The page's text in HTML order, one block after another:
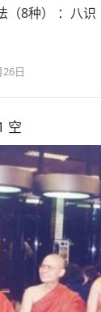
8种） ：八识
日
空